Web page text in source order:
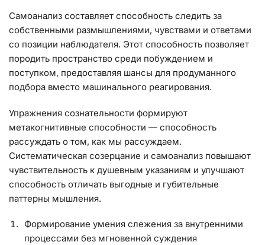
Самоанализ составляет способность следить за
собственными размышлениями, чувствами и ответами
со позиции наблюдателя. Этот способность позволяет
породить пространство среди побуждением и
поступком, предоставляя шансы для продуманного
подбора вместо машинального реагирования.
Упражнения сознательности формируют
метакогнитивные способности — способность
рассуждать о том, как мы рассуждаем.
Систематическая созерцание и самоанализ повышают
чувствительность к душевным указаниям и улучшают
способность отличать выгодные и губительные
паттерны мышления.
Формирование умения слежения за внутренними
процессами без мгновенной суждения